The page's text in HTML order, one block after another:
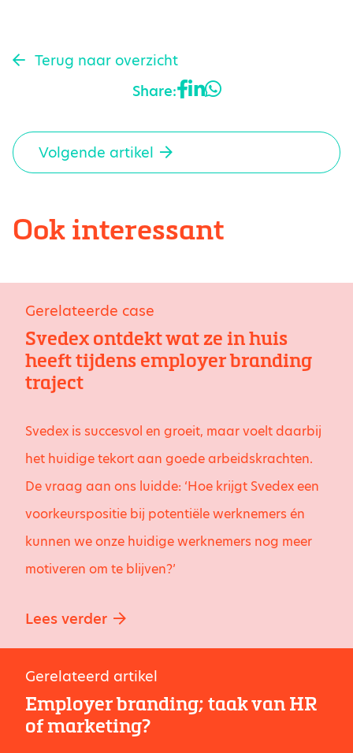
Terug naar overzicht
Volgende artikel
Share:
Ook interessant
Gerelateerde case
Svedex ontdekt wat ze in huis
heeft tijdens employer branding
traject
Svedex is succesvol en groeit, maar voelt daarbij
het huidige tekort aan goede arbeidskrachten.
De vraag aan ons luidde: ‘Hoe krijgt Svedex een
voorkeurspositie bij potentiële werknemers én
kunnen we onze huidige werknemers nog meer
motiveren om te blijven?’
Lees verder
Gerelateerd artikel
Employer branding; taak van HR
of marketing?